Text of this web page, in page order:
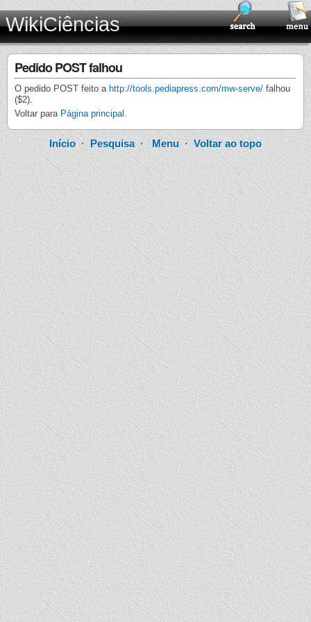
WikiCiências
Pedido POST falhou
O pedido POST feito a http://tools.pediapress.com/mw-serve/ falhou
($2).
Voltar para Página principal .
Início·Pesquisa· Menu· Voltar ao topo